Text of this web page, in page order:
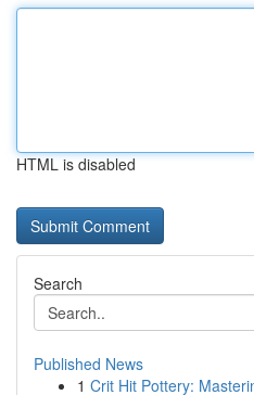
HTML is disabled
Search
Published News
1 Crit Hit Pottery: